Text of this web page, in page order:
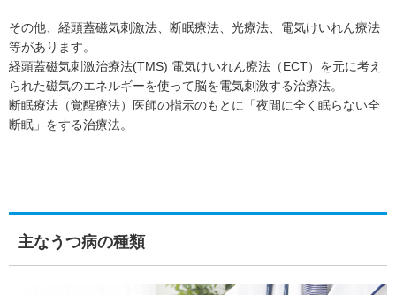
その他、経頭蓋磁気刺激法、断眠療法、光療法、電気けいれん療法
等があります。
経頭蓋磁気刺激治療法(TMS) 電気けいれん療法（ECT）を元に考え
られた磁気のエネルギーを使って脳を電気刺激する治療法。
断眠療法（覚醒療法）医師の指示のもとに「夜間に全く眠らない全
断眠」をする治療法。
主なうつ病の種類